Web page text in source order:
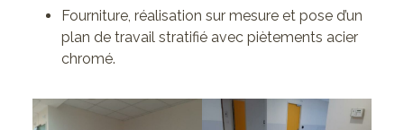
Fourniture, réalisation sur mesure et pose d’un
plan de travail stratifié avec piètements acier
chromé.